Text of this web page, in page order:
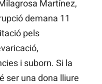
Martínez,
demana 11
pels
i suborn. Si la
ser una dona lliure